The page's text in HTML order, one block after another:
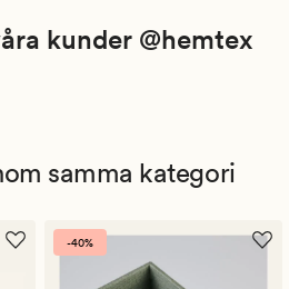
kunder @hemtex
samma kategori
-40%